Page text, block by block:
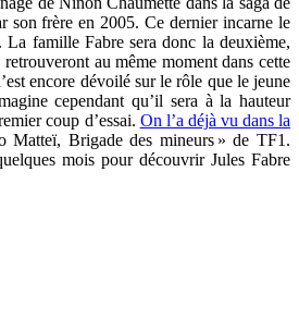
son frère en 2005. Ce dernier incarne le
La famille Fabre sera donc la deuxième,
au même moment dans cette
encore dévoilé sur le rôle que le jeune
cependant qu’il sera à la hauteur
coup d’essai. On l’a déjà vu dans la
Matteï, Brigade des mineurs » de TF1.
mois pour découvrir Jules Fabre